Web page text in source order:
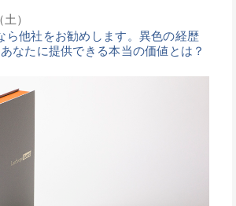
）
ら他社をお勧めします。異色の経歴
なたに提供できる本当の価値とは？